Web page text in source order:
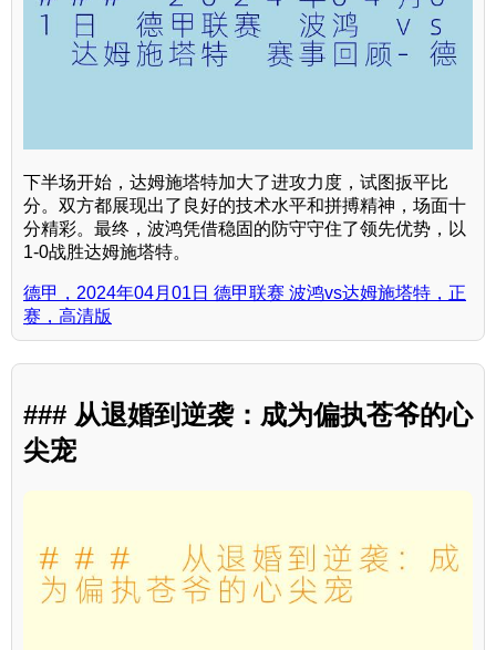
下半场开始，达姆施塔特加大了进攻力度，试图扳平比
分。双方都展现出了良好的技术水平和拼搏精神，场面十
分精彩。最终，波鸿凭借稳固的防守守住了领先优势，以
1-0战胜达姆施塔特。
德甲，2024年04月01日 德甲联赛 波鸿vs达姆施塔特，正
赛，高清版
### 从退婚到逆袭：成为偏执苍爷的心
尖宠